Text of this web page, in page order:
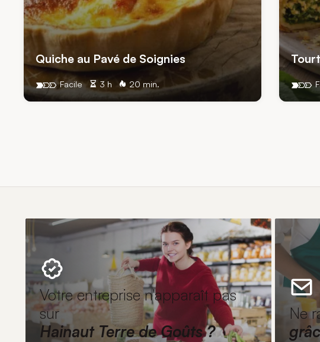
Quiche au Pavé de Soignies
3 h 20 min.
Facile
Votre entreprise n'apparaît pas
sur
Hainaut Terre de Goûts ?
Ne